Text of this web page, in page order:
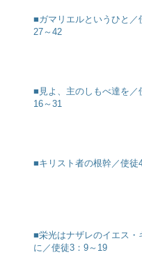
■ガマリエルというひと／
27～42
■見よ、主のしもべ達を／
16～31
■キリスト者の根幹／使徒4
■栄光はナザレのイエス・
に／使徒3：9～19